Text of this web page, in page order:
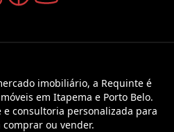
imobiliário, a Requinte é
em Itapema e Porto Belo.
consultoria personalizada para
ou vender.